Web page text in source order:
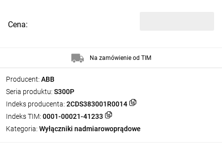
Producent: ABB
Seria produktu: S300P
Indeks producenta: 2CDS383001R0014
Indeks TIM: 0001-00021-41233
Kategoria: Wyłączniki nadmiarowoprądowe
Cena:
Na zamówienie od TIM